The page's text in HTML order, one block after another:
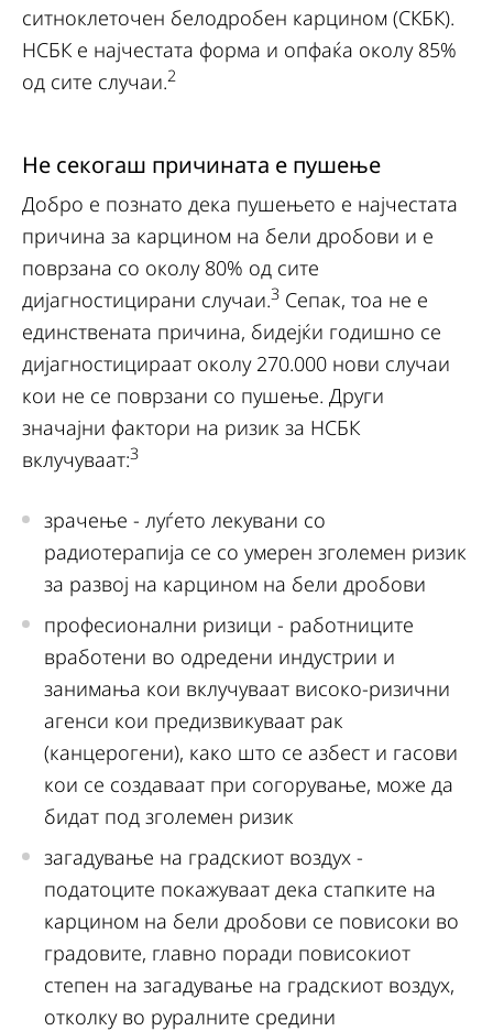
ситноклеточен белодробен карцином (СКБК).
НСБК е најчестата форма и опфаќа околу 85%
од сите случаи.2
Не секогаш причината е пушење
Добро е познато дека пушењето е најчестата
причина за карцином на бели дробови и е
поврзана со околу 80% од сите
дијагностицирани случаи.3 Сепак, тоа не е
единствената причина, бидејќи годишно се
дијагностицираат околу 270.000 нови случаи
кои не се поврзани со пушење. Други
значајни фактори на ризик за НСБК
вклучуваат:3
зрачење - луѓето лекувани со
радиотерапија се со умерен зголемен ризик
за развој на карцином на бели дробови
професионални ризици - работниците
вработени во одредени индустрии и
занимања кои вклучуваат високо-ризични
агенси кои предизвикуваат рак
(канцерогени), како што се азбест и гасови
кои се создаваат при согорување, може да
бидат под зголемен ризик
загадување на градскиот воздух -
податоците покажуваат дека стапките на
карцином на бели дробови се повисоки во
градовите, главно поради повисокиот
степен на загадување на градскиот воздух,
отколку во руралните средини